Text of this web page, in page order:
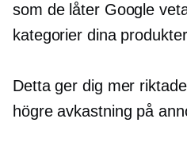
som de låter Google
kategorier dina
Detta ger dig mer
högre avkastning på